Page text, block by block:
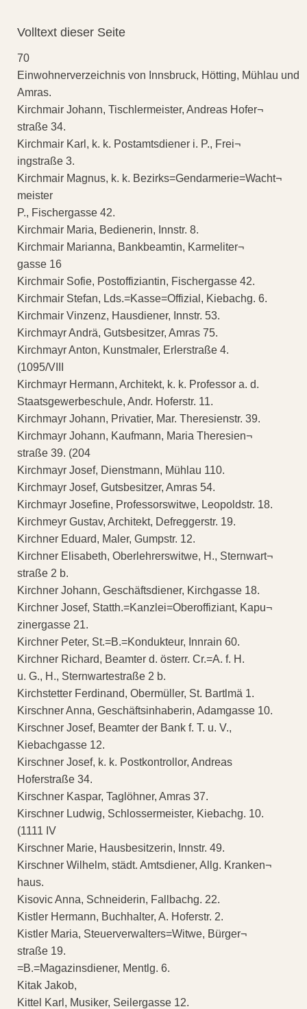
Volltext dieser Seite
70
Einwohnerverzeichnis von Innsbruck, Hötting, Mühlau und
Amras.
Kirchmair Johann, Tischlermeister, Andreas Hofer¬
straße 34.
Kirchmair Karl, k. k. Postamtsdiener i. P., Frei¬
ingstraße 3.
Kirchmair Magnus, k. k. Bezirks=Gendarmerie=Wacht¬
meister
P., Fischergasse 42.
Kirchmair Maria, Bedienerin, Innstr. 8.
Kirchmair Marianna, Bankbeamtin, Karmeliter¬
gasse 16
Kirchmair Sofie, Postoffiziantin, Fischergasse 42.
Kirchmair Stefan, Lds.=Kasse=Offizial, Kiebachg. 6.
Kirchmair Vinzenz, Hausdiener, Innstr. 53.
Kirchmayr Andrä, Gutsbesitzer, Amras 75.
Kirchmayr Anton, Kunstmaler, Erlerstraße 4.
(1095/VIII
Kirchmayr Hermann, Architekt, k. k. Professor a. d.
Staatsgewerbeschule, Andr. Hoferstr. 11.
Kirchmayr Johann, Privatier, Mar. Theresienstr. 39.
Kirchmayr Johann, Kaufmann, Maria Theresien¬
straße 39. (204
Kirchmayr Josef, Dienstmann, Mühlau 110.
Kirchmayr Josef, Gutsbesitzer, Amras 54.
Kirchmayr Josefine, Professorswitwe, Leopoldstr. 18.
Kirchmeyr Gustav, Architekt, Defreggerstr. 19.
Kirchner Eduard, Maler, Gumpstr. 12.
Kirchner Elisabeth, Oberlehrerswitwe, H., Sternwart¬
straße 2 b.
Kirchner Johann, Geschäftsdiener, Kirchgasse 18.
Kirchner Josef, Statth.=Kanzlei=Oberoffiziant, Kapu¬
zinergasse 21.
Kirchner Peter, St.=B.=Kondukteur, Innrain 60.
Kirchner Richard, Beamter d. österr. Cr.=A. f. H.
u. G., H., Sternwartestraße 2 b.
Kirchstetter Ferdinand, Obermüller, St. Bartlmä 1.
Kirschner Anna, Geschäftsinhaberin, Adamgasse 10.
Kirschner Josef, Beamter der Bank f. T. u. V.,
Kiebachgasse 12.
Kirschner Josef, k. k. Postkontrollor, Andreas
Hoferstraße 34.
Kirschner Kaspar, Taglöhner, Amras 37.
Kirschner Ludwig, Schlossermeister, Kiebachg. 10.
(1111 IV
Kirschner Marie, Hausbesitzerin, Innstr. 49.
Kirschner Wilhelm, städt. Amtsdiener, Allg. Kranken¬
haus.
Kisovic Anna, Schneiderin, Fallbachg. 22.
Kistler Hermann, Buchhalter, A. Hoferstr. 2.
Kistler Maria, Steuerverwalters=Witwe, Bürger¬
straße 19.
=B.=Magazinsdiener, Mentlg. 6.
Kitak Jakob,
Kittel Karl, Musiker, Seilergasse 12.